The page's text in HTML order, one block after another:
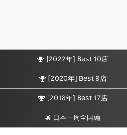
[2022年] Best 10店
[2020年] Best 9店
[2018年] Best 17店
日本一周全国編